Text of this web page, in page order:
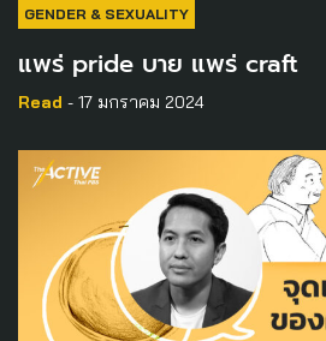
GENDER & SEXUALITY
แพร่ pride บาย แพร่ craft
Read - 17 มกราคม 2024